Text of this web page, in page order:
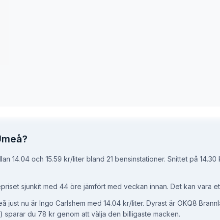
14.04 och 15.59 kr/liter bland 21 bensinstationer. Snittet på 14.30
sjunkit med 44 öre jämfört med veckan innan. Det kan vara
just nu är Ingo Carlshem med 14.04 kr/liter. Dyrast är OKQ8
sparar du 78 kr genom att välja den billigaste macken.